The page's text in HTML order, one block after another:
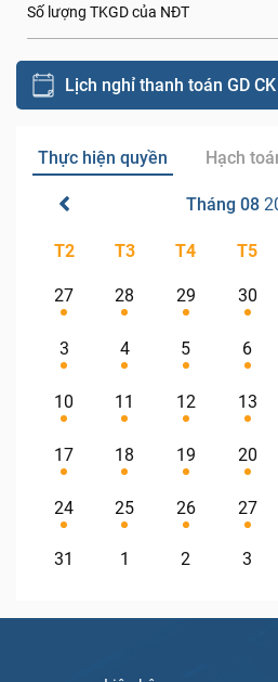
Số lượng TKGD của NĐT
Lịch nghỉ thanh toán GD CK
Thực hiện quyền Hạch
Tháng 08
T2 T3 T4 T5
27 28 29 30
3 4 5 6
10 11 12 13
17 18 19 20
24 25 26 27
31 1 2 3